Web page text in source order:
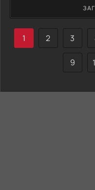
1 2 3
9